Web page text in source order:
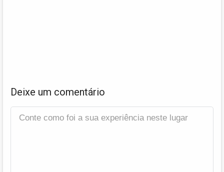
Deixe um comentário